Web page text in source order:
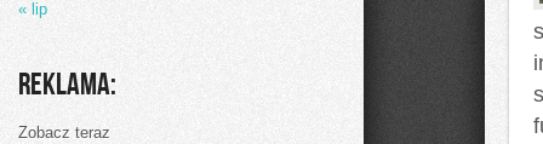
« lip
Reklama:
Zobacz teraz